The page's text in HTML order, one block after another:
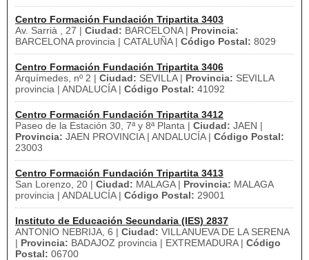
Centro Formación Fundación Tripartita 3403
Av. Sarrià , 27 | Ciudad: BARCELONA | Provincia:
BARCELONA provincia | CATALUÑA | Código Postal: 8029
Centro Formación Fundación Tripartita 3406
Arquímedes, nº 2 | Ciudad: SEVILLA | Provincia: SEVILLA
provincia | ANDALUCÍA | Código Postal: 41092
Centro Formación Fundación Tripartita 3412
Paseo de la Estación 30, 7ª y 8ª Planta | Ciudad: JAEN |
Provincia: JAEN PROVINCIA | ANDALUCÍA | Código Postal:
23003
Centro Formación Fundación Tripartita 3413
San Lorenzo, 20 | Ciudad: MALAGA | Provincia: MALAGA
provincia | ANDALUCÍA | Código Postal: 29001
Instituto de Educación Secundaria (IES) 2837
ANTONIO NEBRIJA, 6 | Ciudad: VILLANUEVA DE LA SERENA
| Provincia: BADAJOZ provincia | EXTREMADURA | Código
Postal: 06700